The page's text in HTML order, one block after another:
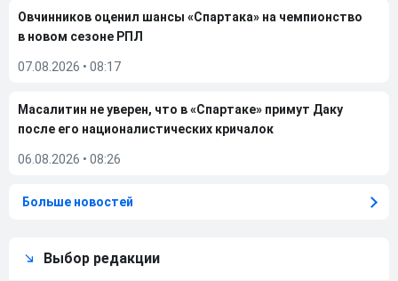
Овчинников оценил шансы «Спартака» на чемпионство
в новом сезоне РПЛ
07.08.2026 • 08:17
Масалитин не уверен, что в «Спартаке» примут Даку
после его националистических кричалок
06.08.2026 • 08:26
Больше новостей
Выбор редакции